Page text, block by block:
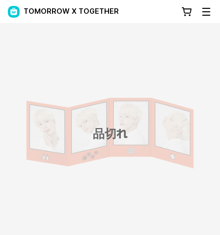
TOMORROW X TOGETHER
品切れ